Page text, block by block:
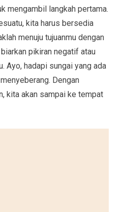
mengambil langkah pertama.
kita harus bersedia
menuju tujuanmu dengan
pikiran negatif atau
Ayo, hadapi sungai yang ada
Dengan
kita akan sampai ke tempat